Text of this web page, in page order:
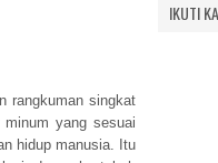
rangkuman singkat
yang sesuai
hidup manusia. Itu
IKUTI